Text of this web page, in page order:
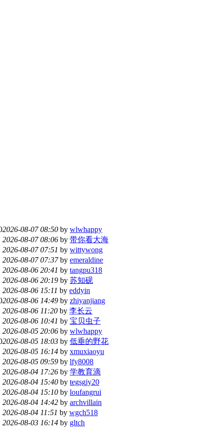
2026-08-07 08:50 by wlwhappy
2026-08-07 08:06 by 带你看大海
2026-08-07 07:51 by wittywong
2026-08-07 07:37 by emeraldine
2026-08-06 20:41 by tangpu318
2026-08-06 20:19 by 苏知砚
2026-08-06 15:11 by eddyin
2026-08-06 14:49 by zhiyanjiang
2026-08-06 11:20 by 李长云
2026-08-06 10:41 by 宝贝虫子
2026-08-05 20:06 by wlwhappy
2026-08-05 18:03 by 低垂的野花
2026-08-05 16:14 by xmuxiaoyu
2026-08-05 09:59 by lfy8008
2026-08-04 17:26 by 学教育滴
2026-08-04 15:40 by tegsgjy20
2026-08-04 15:10 by loufangrui
2026-08-04 14:42 by archvillain
2026-08-04 11:51 by wgch518
2026-08-03 16:14 by gltch